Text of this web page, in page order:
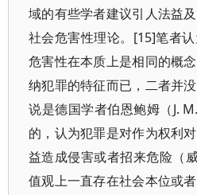
域的有些学者建议引人法益
社会危害性理论。[15]笔者
危害性在本质上是相同的概
纳犯罪的特征而已，二者并
说是德国学者伯恩鲍姆（J.
的，认为犯罪是对作为权利
益造成侵害或者招来危险（
值观上一直存在社会本位或